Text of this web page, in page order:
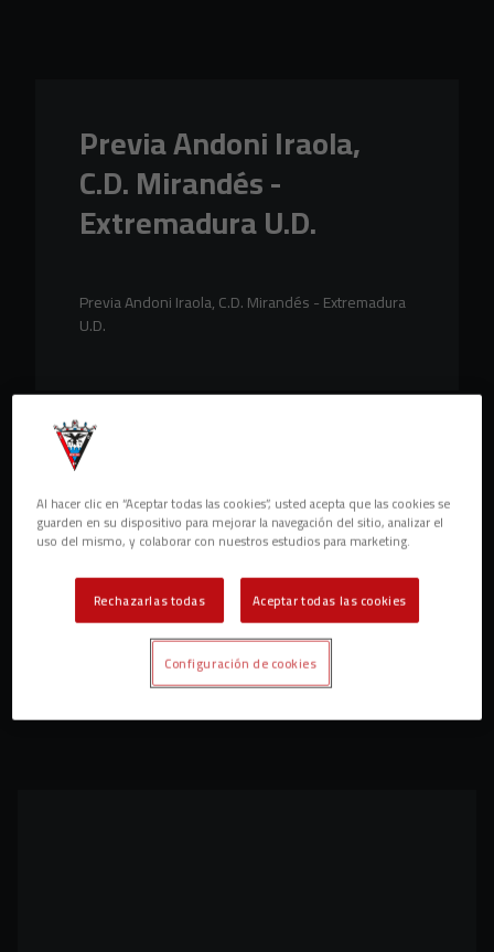
Previa Andoni Iraola,
C.D. Mirandés -
Extremadura U.D.
Previa Andoni Iraola, C.D. Mirandés - Extremadura
U.D.
Al hacer clic en “Aceptar todas las cookies”, usted acepta que las cookies se
guarden en su dispositivo para mejorar la navegación del sitio, analizar el
uso del mismo, y colaborar con nuestros estudios para marketing.
Rechazarlas todas Aceptar todas las cookies
Configuración de cookies